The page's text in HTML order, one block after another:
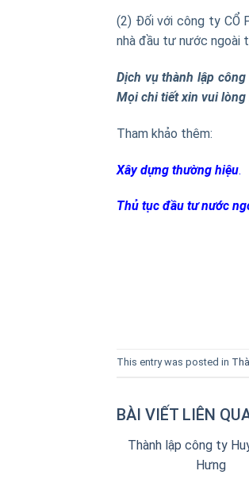
(2) Đối với công ty CỔ
nhà đầu tư nước ngoài
Dịch vụ thành lập
Mọi chi tiết xin vui
Tham khảo thêm:
Xây dựng thường hiệu.
Thủ tục đầu tư nước
This entry was posted in
BÀI VIẾT LIÊN
Thành lập công ty
Hưng